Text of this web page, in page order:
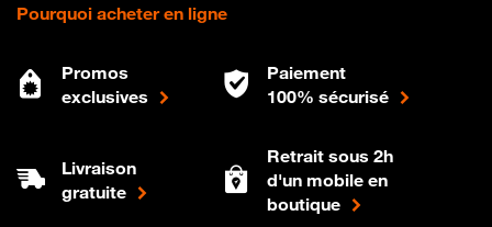
Pourquoi acheter en ligne
Promos
exclusives
Paiement
100% sécurisé
Livraison
gratuite
Retrait sous 2h
d'un mobile en
boutique